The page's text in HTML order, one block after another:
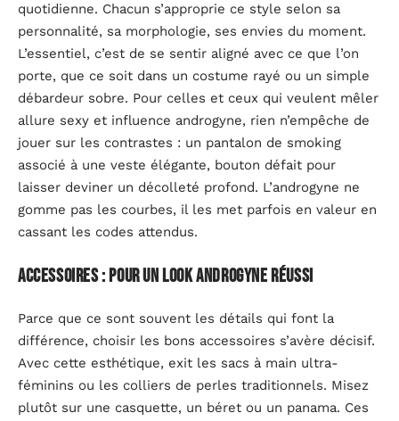
quotidienne. Chacun s’approprie ce style selon sa
personnalité, sa morphologie, ses envies du moment.
L’essentiel, c’est de se sentir aligné avec ce que l’on
porte, que ce soit dans un costume rayé ou un simple
débardeur sobre. Pour celles et ceux qui veulent mêler
allure sexy et influence androgyne, rien n’empêche de
jouer sur les contrastes : un pantalon de smoking
associé à une veste élégante, bouton défait pour
laisser deviner un décolleté profond. L’androgyne ne
gomme pas les courbes, il les met parfois en valeur en
cassant les codes attendus.
Accessoires : pour un look androgyne réussi
Parce que ce sont souvent les détails qui font la
différence, choisir les bons accessoires s’avère décisif.
Avec cette esthétique, exit les sacs à main ultra-
féminins ou les colliers de perles traditionnels. Misez
plutôt sur une casquette, un béret ou un panama. Ces